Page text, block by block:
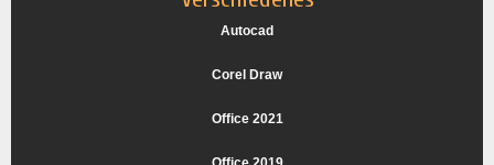
Autocad
Corel Draw
Office 2021